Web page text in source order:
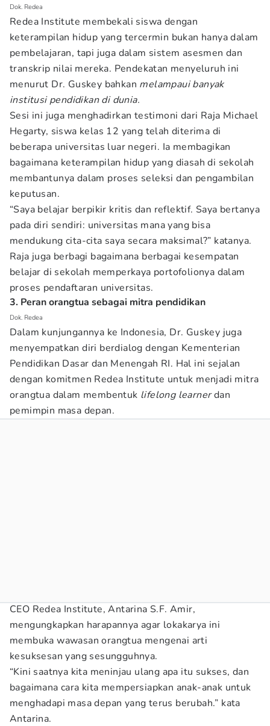
Dok. Redea
Redea Institute membekali siswa dengan
keterampilan hidup yang tercermin bukan hanya dalam
pembelajaran, tapi juga dalam sistem asesmen dan
transkrip nilai mereka. Pendekatan menyeluruh ini
menurut Dr. Guskey bahkan melampaui banyak
institusi pendidikan di dunia.
Sesi ini juga menghadirkan testimoni dari Raja Michael
Hegarty, siswa kelas 12 yang telah diterima di
beberapa universitas luar negeri. Ia membagikan
bagaimana keterampilan hidup yang diasah di sekolah
membantunya dalam proses seleksi dan pengambilan
keputusan.
“Saya belajar berpikir kritis dan reflektif. Saya bertanya
pada diri sendiri: universitas mana yang bisa
mendukung cita-cita saya secara maksimal?” katanya.
Raja juga berbagi bagaimana berbagai kesempatan
belajar di sekolah memperkaya portofolionya dalam
proses pendaftaran universitas.
3. Peran orangtua sebagai mitra pendidikan
Dok. Redea
Dalam kunjungannya ke Indonesia, Dr. Guskey juga
menyempatkan diri berdialog dengan Kementerian
Pendidikan Dasar dan Menengah RI. Hal ini sejalan
dengan komitmen Redea Institute untuk menjadi mitra
orangtua dalam membentuk lifelong learnerdan
pemimpin masa depan.
CEO Redea Institute, Antarina S.F. Amir,
mengungkapkan harapannya agar lokakarya ini
membuka wawasan orangtua mengenai arti
kesuksesan yang sesungguhnya.
“Kini saatnya kita meninjau ulang apa itu sukses, dan
bagaimana cara kita mempersiapkan anak-anak untuk
menghadapi masa depan yang terus berubah.” kata
Antarina.